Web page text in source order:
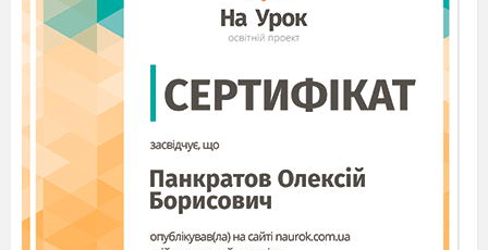
сонячного проміння й рожево-червоних
хмарин. Зелені стручки гороху, у якому він
живе, утворюють із синіми квітами
ритмічний рослинний орнамент.
Ви тільки уявіть собі: коли народилася
ця по-дитячому наївна істота, художниці
було майже сімдесят років!
Нині твори Марії Примаченко